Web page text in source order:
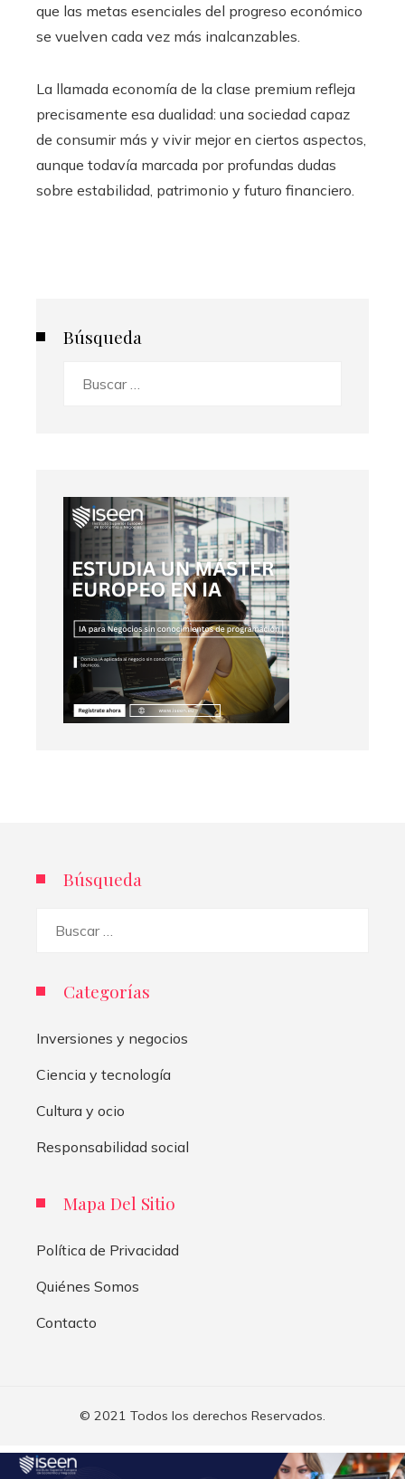
que las metas esenciales del progreso económico
se vuelven cada vez más inalcanzables.
La llamada economía de la clase premium refleja
precisamente esa dualidad: una sociedad capaz
de consumir más y vivir mejor en ciertos aspectos,
aunque todavía marcada por profundas dudas
sobre estabilidad, patrimonio y futuro financiero.
Búsqueda
Búsqueda
Categorías
Inversiones y negocios
Ciencia y tecnología
Cultura y ocio
Responsabilidad social
Mapa Del Sitio
Política de Privacidad
Quiénes Somos
Contacto
© 2021 Todos los derechos Reservados.